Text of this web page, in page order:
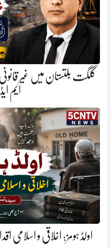
گلگت بلتستان میں غیر
ایم
اولڈ ہومز: اخلاقی و